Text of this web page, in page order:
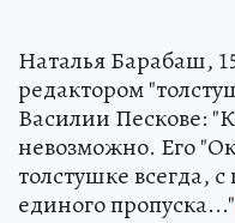
Наталья Барабаш,
редактором
Василии Пескове:
невозможно. Его
толстушке всегда,
единого пропуска..."